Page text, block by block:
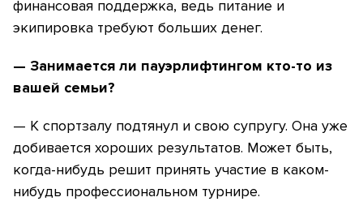
финансовая поддержка, ведь питание и
экипировка требуют больших денег.
— Занимается ли пауэрлифтингом кто-то из
вашей семьи?
— К спортзалу подтянул и свою супругу. Она уже
добивается хороших результатов. Может быть,
когда-нибудь решит принять участие в каком-
нибудь профессиональном турнире.